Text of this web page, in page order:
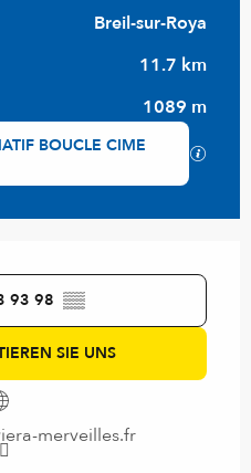
Breil-sur-Roya
11.7 km
1089 m
BOUCLE CIME Mit
93 98 ▒▒
SIE UNS
merveilles.fr